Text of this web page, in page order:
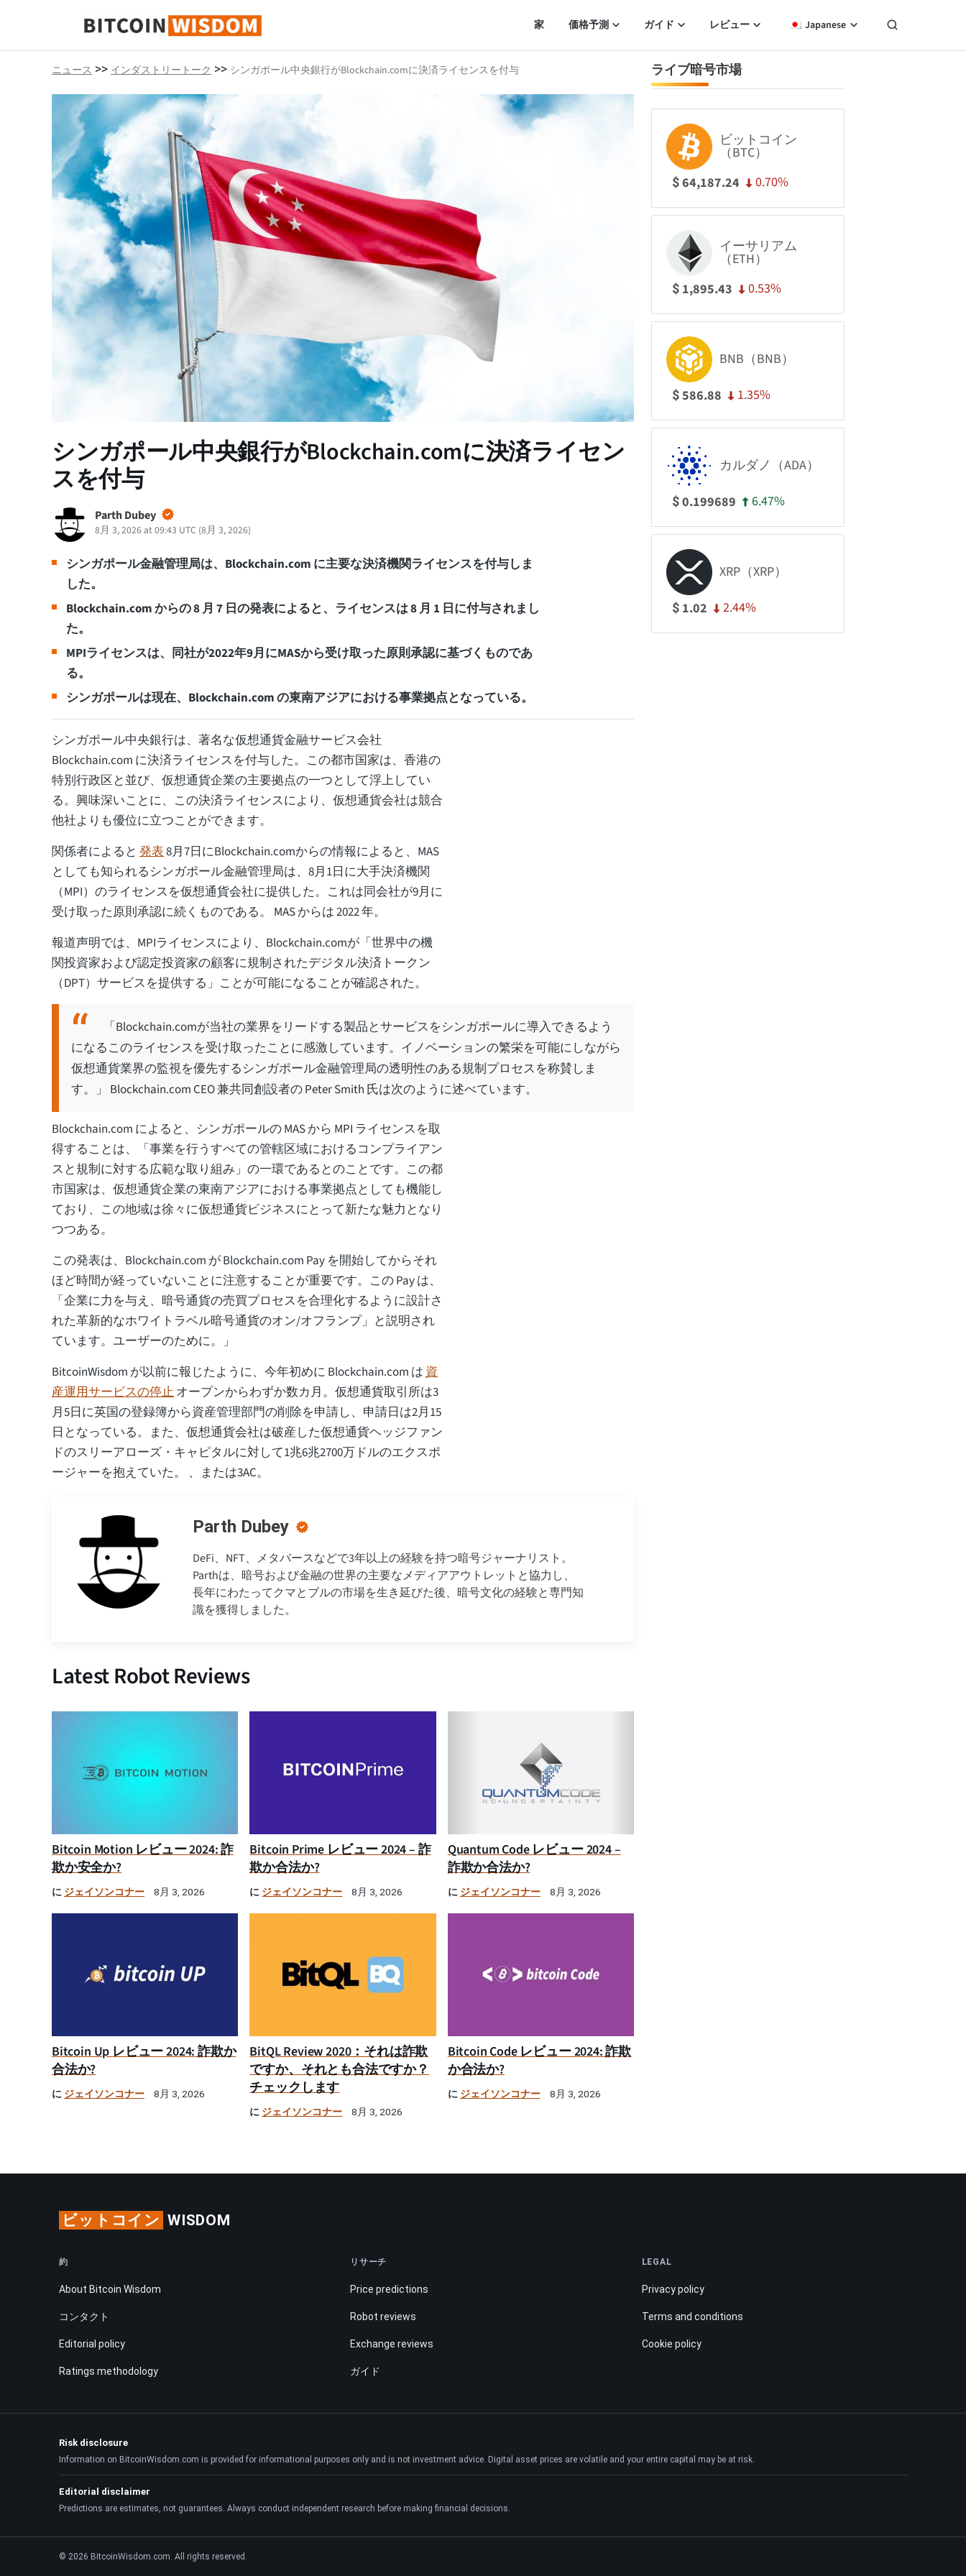
ビットコインの知恵
家 価格予測 ガイド レビュー Japanese
ニュース >> インダストリートーク >> シンガポール中央銀行がBlockchain.comに決済ライセンスを付与
シンガポール中央銀行がBlockchain.comに決済ライセン
スを付与
Parth Dubey
8月 3, 2026 at 09:43 UTC (8月 3, 2026)
シンガポール金融管理局は、Blockchain.com に主要な決済機関ライセンスを付与しま
した。
Blockchain.com からの 8 月 7 日の発表によると、ライセンスは 8 月 1 日に付与されまし
た。
MPIライセンスは、同社が2022年9月にMASから受け取った原則承認に基づくものであ
る。
シンガポールは現在、Blockchain.com の東南アジアにおける事業拠点となっている。
シンガポール中央銀行は、著名な仮想通貨金融サービス会社
Blockchain.com に決済ライセンスを付与した。この都市国家は、香港の
特別行政区と並び、仮想通貨企業の主要拠点の一つとして浮上してい
る。興味深いことに、この決済ライセンスにより、仮想通貨会社は競合
他社よりも優位に立つことができます。
関係者によると 発表8月7日にBlockchain.comからの情報によると、MAS
としても知られるシンガポール金融管理局は、8月1日に大手決済機関
（MPI）のライセンスを仮想通貨会社に提供した。これは同会社が9月に
受け取った原則承認に続くものである。 MAS からは 2022 年。
報道声明では、MPIライセンスにより、Blockchain.comが「世界中の機
関投資家および認定投資家の顧客に規制されたデジタル決済トークン
（DPT）サービスを提供する」ことが可能になることが確認された。
「Blockchain.comが当社の業界をリードする製品とサービスをシンガポールに導入できるよう
になるこのライセンスを受け取ったことに感激しています。イノベーションの繁栄を可能にしながら
仮想通貨業界の監視を優先するシンガポール金融管理局の透明性のある規制プロセスを称賛しま
す。」 Blockchain.com CEO 兼共同創設者の Peter Smith 氏は次のように述べています。
Blockchain.com によると、シンガポールの MAS から MPI ライセンスを取
得することは、「事業を行うすべての管轄区域におけるコンプライアン
スと規制に対する広範な取り組み」の一環であるとのことです。この都
市国家は、仮想通貨企業の東南アジアにおける事業拠点としても機能し
ており、この地域は徐々に仮想通貨ビジネスにとって新たな魅力となり
つつある。
この発表は、Blockchain.com が Blockchain.com Pay を開始してからそれ
ほど時間が経っていないことに注意することが重要です。この Pay は、
「企業に力を与え、暗号通貨の売買プロセスを合理化するように設計さ
れた革新的なホワイトラベル暗号通貨のオン/オフランプ」と説明され
ています。ユーザーのために。」
BitcoinWisdom が以前に報じたように、今年初めに Blockchain.com は 資
産運用サービスの停止オープンからわずか数カ月。仮想通貨取引所は3
月5日に英国の登録簿から資産管理部門の削除を申請し、申請日は2月15
日となっている。また、仮想通貨会社は破産した仮想通貨ヘッジファン
ドのスリーアローズ・キャピタルに対して1兆6兆2700万ドルのエクスポ
ージャーを抱えていた。 、または3AC。
Parth Dubey
DeFi、NFT、メタバースなどで3年以上の経験を持つ暗号ジャーナリスト。
Parthは、暗号および金融の世界の主要なメディアアウトレットと協力し、
長年にわたってクマとブルの市場を生き延びた後、暗号文化の経験と専門知
識を獲得しました。
Latest Robot Reviews
Bitcoin Motion レビュー 2024: 詐
欺か安全か?
に ジェイソンコナー 8月 3, 2026
Bitcoin Prime レビュー 2024 – 詐
欺か合法か?
に ジェイソンコナー 8月 3, 2026
Quantum Code レビュー 2024 –
詐欺か合法か?
に ジェイソンコナー 8月 3, 2026
Bitcoin Up レビュー 2024: 詐欺か
合法か?
に ジェイソンコナー 8月 3, 2026
BitQL Review 2020：それは詐欺
ですか、それとも合法ですか？
チェックします
に ジェイソンコナー 8月 3, 2026
Bitcoin Code レビュー 2024: 詐欺
か合法か?
に ジェイソンコナー 8月 3, 2026
ライブ暗号市場
ビットコイン
（BTC）
$64,187.24 0.70%
イーサリアム
（ETH）
$ 1,895.43 0.53%
BNB（BNB）
$586.88 1.35%
カルダノ（ADA）
$0.199689 6.47%
XRP（XRP）
$ 1.02 2.44%
ビットコイン WISDOM
約
About Bitcoin Wisdom
コンタクト
Editorial policy
Ratings methodology
リサーチ
Price predictions
Robot reviews
Exchange reviews
ガイド
LEGAL
Privacy policy
Terms and conditions
Cookie policy
Risk disclosure
Information on BitcoinWisdom.com is provided for informational purposes only and is not investment advice. Digital asset prices are volatile and your entire capital may be at risk.
Editorial disclaimer
Predictions are estimates, not guarantees. Always conduct independent research before making financial decisions.
© 2026 BitcoinWisdom.com. All rights reserved.